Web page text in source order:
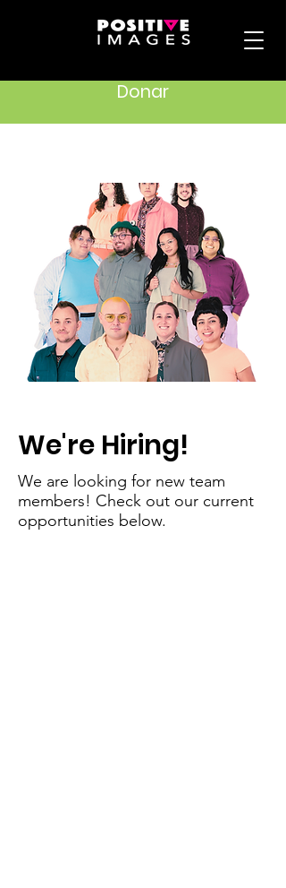
Donar
We're Hiring!
We are looking for new team
members! Check out our current
opportunities below.